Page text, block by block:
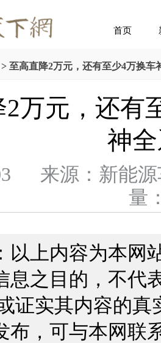
首页
> 至高直降2万元，还有至少4万换车
万元，还有
神
03 来源：新能
量
以上内容为本网
息之目的，不代
证实其内容的
布，可与本网联